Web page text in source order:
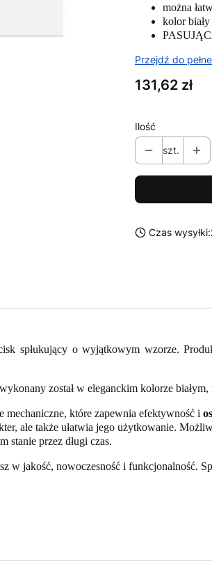
można
kolor biały
Przejdź do
Cena
131,62 zł
Ilość
szt.
Czas wysyłki:
spłukujący o wyjątkowym wzorze.
został w eleganckim kolorze
które zapewnia efektywność i
ale także ułatwia jego użytkowanie.
stanie przez długi czas.
w jakość, nowoczesność i funkcjonalność.